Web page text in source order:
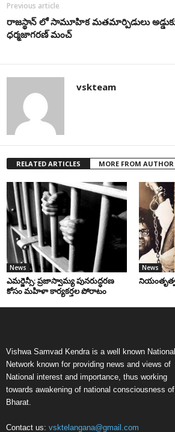
Previous article
రాజ‌స్థాన్‌ లో సామూహిక మతమార్పిడులు
ధర్మజాగరణ్ మంచ్
vskteam
RELATED ARTICLES MORE FROM AUTHOR
News
ఎమర్జెన్సీ: ప్రజాస్వామ్య పునరుద్ధరణ
కోసం మహిళా కార్యకర్తల పోరాటం
News
నియంతృత్వ
Vishwa Samvad Kendra is a well known National
Network known for providing news and views of
National interest and importance, thus working
towards awakening of national consciousness of
Bharat.
Contact us: vsktelangana@gmail.com